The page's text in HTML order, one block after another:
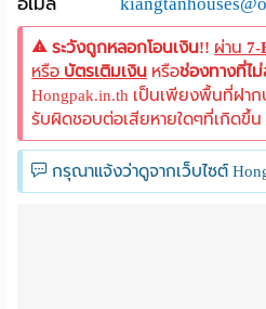
ระวังถูกหลอกโอนเงิน!! ผ่าน7-
หรือ บัตรเติมเงิน หรือช่องทางที่ไ
Hongpak.in.th เป็นเพียงพื้นที่ฝา
รับผิดชอบต่อเสียหายใดๆที่เกิดขึ้น
กรุณาแจ้งว่าดูจากเว็บไซต์